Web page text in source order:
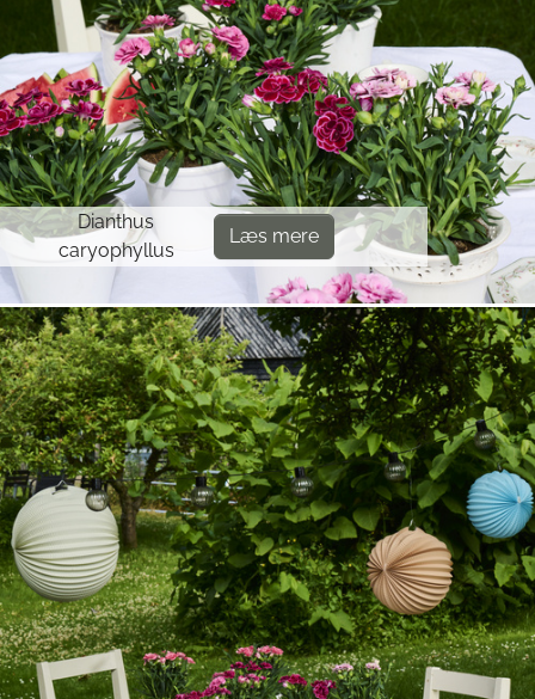
Dianthus
caryophyllus
Læs mere